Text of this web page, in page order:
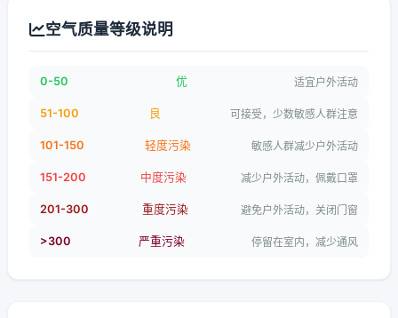
空气质量等级说明
0-50 优 适宜户外活动
51-100 良 可接受，少数敏感人群注意
101-150 轻度污染 敏感人群减少户外活动
151-200 中度污染 减少户外活动，佩戴口罩
201-300 重度污染 避免户外活动，关闭门窗
>300 严重污染 停留在室内，减少通风